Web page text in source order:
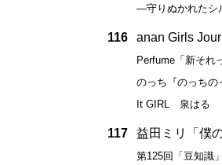
―守りぬかれたシ
116 anan Girls
Perfume「新それ
のっち『のっちの
It GIRL 泉はる
117 益田ミリ「僕
第125回「豆知識」